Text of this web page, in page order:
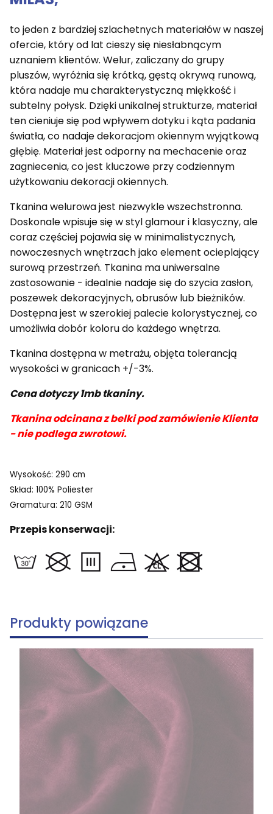
to jeden z bardziej szlachetnych materiałów w naszej
ofercie, który od lat cieszy się niesłabnącym
uznaniem klientów. Welur, zaliczany do grupy
pluszów, wyróżnia się krótką, gęstą okrywą runową,
która nadaje mu charakterystyczną miękkość i
subtelny połysk. Dzięki unikalnej strukturze, materiał
ten cieniuje się pod wpływem dotyku i kąta padania
światła, co nadaje dekoracjom okiennym wyjątkową
głębię. Materiał jest odporny na mechacenie oraz
zagniecenia, co jest kluczowe przy codziennym
użytkowaniu dekoracji okiennych.
Tkanina welurowa jest niezwykle wszechstronna.
Doskonale wpisuje się w styl glamour i klasyczny, ale
coraz częściej pojawia się w minimalistycznych,
nowoczesnych wnętrzach jako element ocieplający
surową przestrzeń. Tkanina ma uniwersalne
zastosowanie - idealnie nadaje się do szycia zasłon,
poszewek dekoracyjnych, obrusów lub bieżników.
Dostępna jest w szerokiej palecie kolorystycznej, co
umożliwia dobór koloru do każdego wnętrza.
Tkanina dostępna w metrażu, objęta tolerancją
wysokości w granicach +/-3%.
Cena dotyczy 1mb tkaniny.
Tkanina odcinana z belki pod zamówienie Klienta
- nie podlega zwrotowi.
Wysokość: 290 cm
Skład: 100% Poliester
Gramatura: 210 GSM
Przepis konserwacji:
Produkty powiązane